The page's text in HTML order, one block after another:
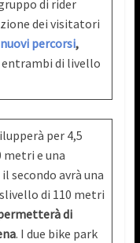
di rider
dei visitatori
percorsi,
entrambi di livello
per 4,5
e una
secondo avrà una
di 110 metri
di
. I due bike park